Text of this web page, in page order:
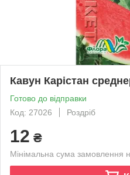
Кавун Карістан
Готово до відправки
Код: 27026
Роздріб
12 ₴
Мінімальна сума замовлення